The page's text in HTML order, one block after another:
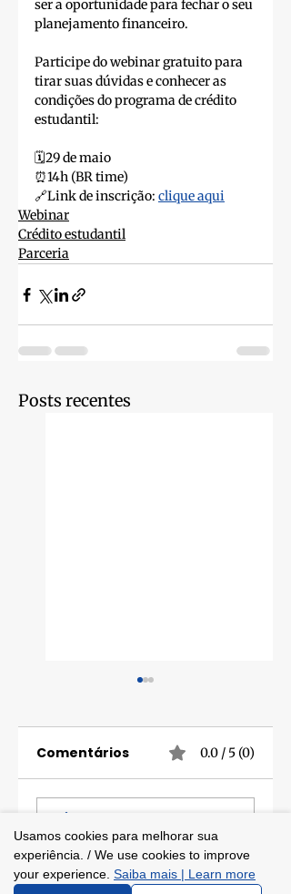
ser a oportunidade para fechar o seu
planejamento financeiro.
Participe do webinar gratuito para
tirar suas dúvidas e conhecer as
condições do programa de crédito
estudantil:
🗓️29 de maio
⏰14h (BR time)
🔗Link de inscrição: clique aqui
Webinar
Crédito estudantil
Parceria
Posts recentes
Prontos para o
mestrado
internacional
com bolsa:
Comentários 0.0 / 5 (0)
Usamos cookies para melhorar sua
experiência. / We use cookies to improve
your experience. Saiba mais | Learn more